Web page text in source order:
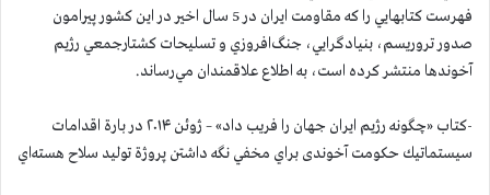
فهرست كتابهايي را كه مقاومت ايران در 5 سال اخير در اين كشور پيرامون
صدور تروريسم، بنيادگرايي، جنگ‌افروزي و تسليحات كشتارجمعي رژيم
آخوندها منتشر كرده است، به اطلاع علاقمندان مي‌رساند.
-كتاب «چگونه رژيم ايران جهان را فريب داد» – ژوئن ۲۰۱۴ در بارة اقدامات
سيستماتيك حکومت آخوندی براي مخفي نگه داشتن پروژة توليد سلاح هسته‌اي